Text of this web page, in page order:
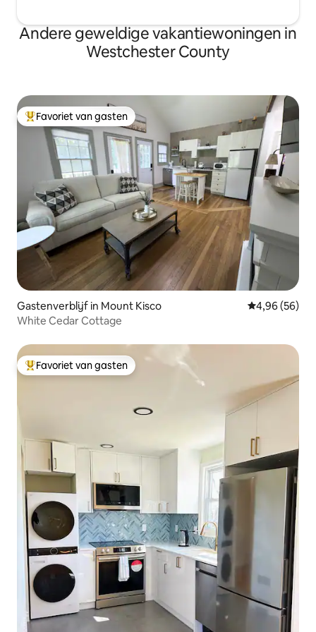
Andere geweldige vakantiewoningen in
Westchester County
Topfavoriet van gasten
Favoriet van gasten
Gastenverblijf in Mount Kisco Gemiddelde
4,96 (56)
White Cedar Cottage
Topfavoriet van gasten
Favoriet van gasten